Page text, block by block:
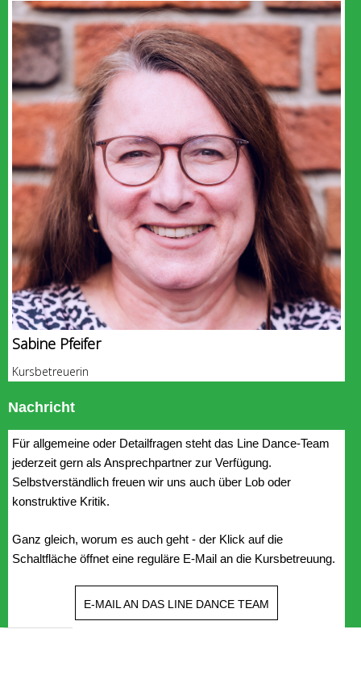
Sabine Pfeifer
Kursbetreuerin
Nachricht
Für allgemeine oder Detailfragen steht das Line Dance-Team
jederzeit gern als Ansprechpartner zur Verfügung.
Selbstverständlich freuen wir uns auch über Lob oder
konstruktive Kritik.
Ganz gleich, worum es auch geht - der Klick auf die
Schaltfläche öffnet eine reguläre E-Mail an die Kursbetreuung.
E-MAIL AN DAS LINE DANCE TEAM